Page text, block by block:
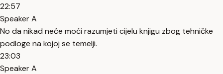
22:57
Speaker A
No da nikad neće moći razumjeti cijelu knjigu zbog tehničke
podloge na kojoj se temelji.
23:03
Speaker A